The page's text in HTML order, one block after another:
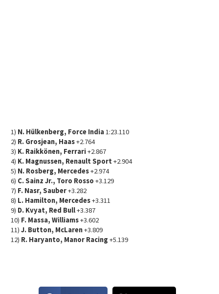
1) N. Hülkenberg, Force India1:23.110
2) R. Grosjean, Haas+2.764
3) K. Raikkönen, Ferrari+2.867
4) K. Magnussen, Renault Sport +2.904
5) N. Rosberg, Mercedes+2.974
6) C. Sainz Jr., Toro Rosso +3.129
7) F. Nasr, Sauber+3.282
8) L. Hamilton, Mercedes+3.311
9) D. Kvyat, Red Bull+3.387
10) F. Massa, Williams+3.602
11)J. Button, McLaren+3.809
12) R. Haryanto, Manor Racing +5.139